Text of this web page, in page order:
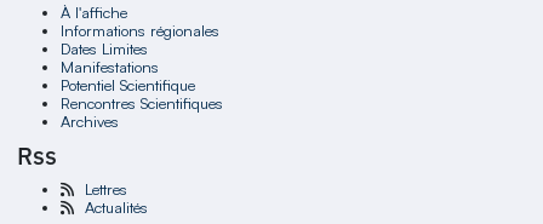
À l'affiche
Informations régionales
Dates Limites
Manifestations
Potentiel Scientifique
Rencontres Scientifiques
Archives
Rss
Lettres
Actualités